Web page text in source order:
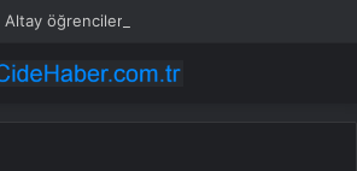
Altay öğrencilerin heyecanına ortak oldu